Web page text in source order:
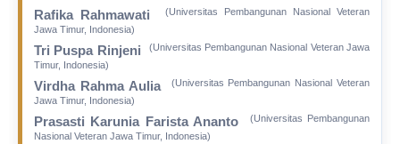
Rafika Rahmawati
(Universitas Pembangunan Nasional Veteran
Jawa Timur, Indonesia)
Tri Puspa Rinjeni
(Universitas Pembangunan Nasional Veteran Jawa
Timur, Indonesia)
Virdha Rahma Aulia
(Universitas Pembangunan Nasional Veteran
Jawa Timur, Indonesia)
Prasasti Karunia Farista Ananto
(Universitas Pembangunan
Nasional Veteran Jawa Timur, Indonesia)